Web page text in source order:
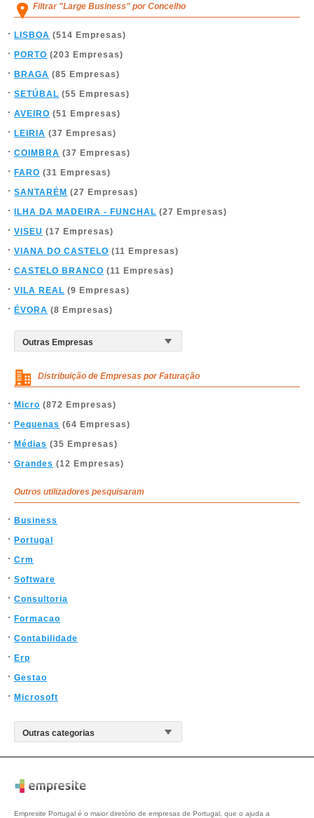
Filtrar "Large Business" por Concelho
LISBOA (514 Empresas)
PORTO (203 Empresas)
BRAGA (85 Empresas)
SETÚBAL (55 Empresas)
AVEIRO (51 Empresas)
LEIRIA (37 Empresas)
COIMBRA (37 Empresas)
FARO (31 Empresas)
SANTARÉM (27 Empresas)
ILHA DA MADEIRA - FUNCHAL (27 Empresas)
VISEU (17 Empresas)
VIANA DO CASTELO (11 Empresas)
CASTELO BRANCO (11 Empresas)
VILA REAL (9 Empresas)
ÉVORA (8 Empresas)
Distribuição de Empresas por Faturação
Micro (872 Empresas)
Pequenas (64 Empresas)
Médias (35 Empresas)
Grandes (12 Empresas)
Outros utilizadores pesquisaram
Business
Portugal
Crm
Software
Consultoria
Formacao
Contabilidade
Erp
Gestao
Microsoft
Empresite Portugal é o maior diretório de empresas de Portugal, que o ajuda a